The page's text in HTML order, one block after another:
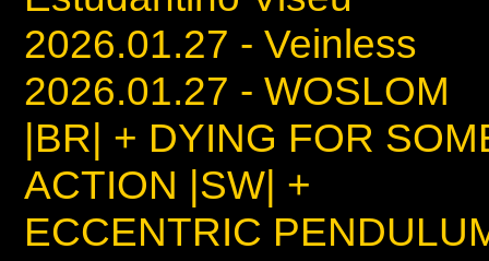
2026.01.27 - Veinless
2026.01.27 - WOSLOM
|BR| + DYING FOR
ACTION |SW| +
ECCENTRIC